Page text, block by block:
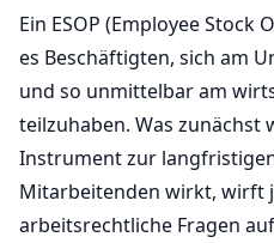
Ein ESOP (Employee
es Beschäftigten, sich am
und so unmittelbar am
teilzuhaben. Was zunächst
Instrument zur
Mitarbeitenden wirkt, wirft
arbeitsrechtliche Fragen